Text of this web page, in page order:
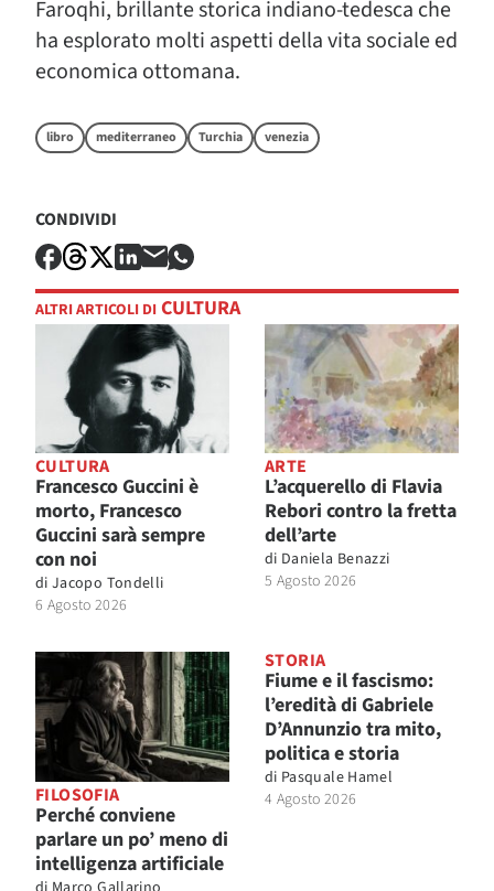
Faroqhi, brillante storica indiano-tedesca che
ha esplorato molti aspetti della vita sociale ed
economica ottomana.
libro mediterraneo Turchia venezia
CONDIVIDI
ALTRI ARTICOLI DI CULTURA
CULTURA
Francesco Guccini è
morto, Francesco
Guccini sarà sempre
con noi
di Jacopo Tondelli
6 Agosto 2026
ARTE
L’acquerello di Flavia
Rebori contro la fretta
dell’arte
di Daniela Benazzi
5 Agosto 2026
FILOSOFIA
Perché conviene
parlare un po’ meno di
intelligenza artificiale
STORIA
Fiume e il fascismo:
l’eredità di Gabriele
D’Annunzio tra mito,
politica e storia
di Pasquale Hamel
4 Agosto 2026